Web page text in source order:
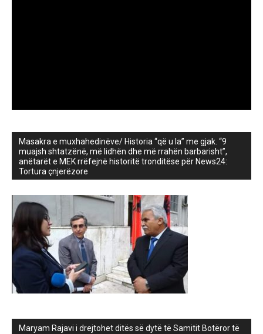
Masakra e muxhahedinëve/ Historia “që u la” me gjak. “9
muajsh shtatzënë, më lidhën dhe më rrahën barbarisht”,
anëtarët e MEK rrëfejnë historitë tronditëse për News24:
Tortura çnjerëzore
Maryam Rajavi i drejtohet ditës së dytë të Samitit Botëror të